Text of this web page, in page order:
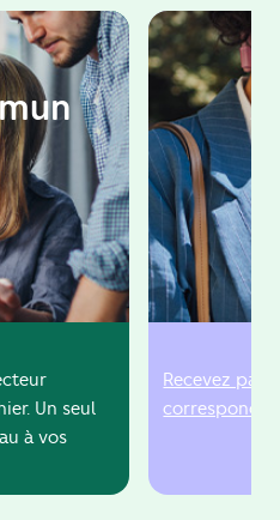
Un seul
à vos
Recevez par